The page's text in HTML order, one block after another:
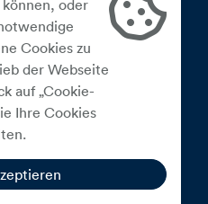
oder
Cookies zu
der Webseite
auf „Cookie-
Ihre Cookies